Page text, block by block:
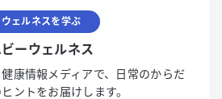
ウェルネスを学ぶ
ーウェルネス
康情報メディアで、日常のからだ
ントをお届けします。